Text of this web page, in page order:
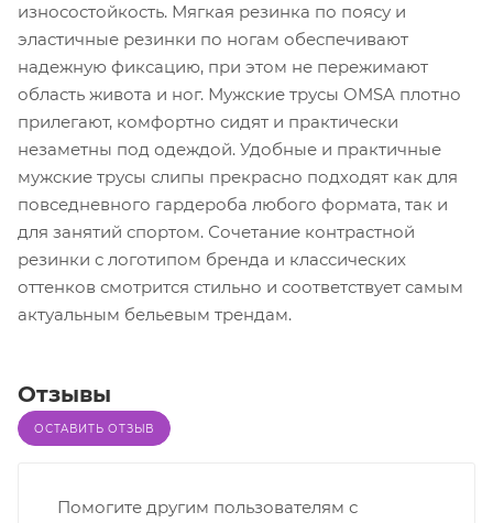
износостойкость. Мягкая резинка по поясу и
эластичные резинки по ногам обеспечивают
надежную фиксацию, при этом не пережимают
область живота и ног. Мужские трусы OMSA плотно
прилегают, комфортно сидят и практически
незаметны под одеждой. Удобные и практичные
мужские трусы слипы прекрасно подходят как для
повседневного гардероба любого формата, так и
для занятий спортом. Сочетание контрастной
резинки с логотипом бренда и классических
оттенков смотрится стильно и соответствует самым
актуальным бельевым трендам.
Отзывы
ОСТАВИТЬ ОТЗЫВ
Помогите другим пользователям с